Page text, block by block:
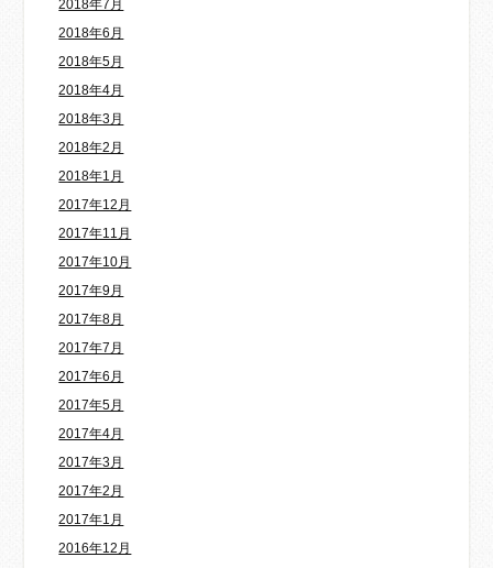
2018年7月
2018年6月
2018年5月
2018年4月
2018年3月
2018年2月
2018年1月
2017年12月
2017年11月
2017年10月
2017年9月
2017年8月
2017年7月
2017年6月
2017年5月
2017年4月
2017年3月
2017年2月
2017年1月
2016年12月